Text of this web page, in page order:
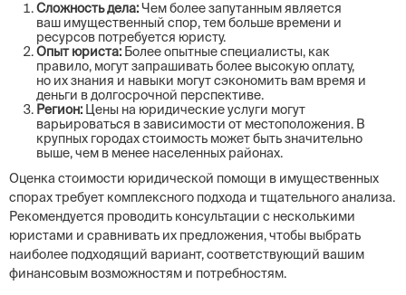
Сложность дела:Чем более запутанным является
ваш имущественный спор, тем больше времени и
ресурсов потребуется юристу.
Опыт юриста: Более опытные специалисты, как
правило, могут запрашивать более высокую оплату,
но их знания и навыки могут сэкономить вам время и
деньги в долгосрочной перспективе.
Регион: Цены на юридические услуги могут
варьироваться в зависимости от местоположения. В
крупных городах стоимость может быть значительно
выше, чем в менее населенных районах.
Оценка стоимости юридической помощи в имущественных
спорах требует комплексного подхода и тщательного анализа.
Рекомендуется проводить консультации с несколькими
юристами и сравнивать их предложения, чтобы выбрать
наиболее подходящий вариант, соответствующий вашим
финансовым возможностям и потребностям.